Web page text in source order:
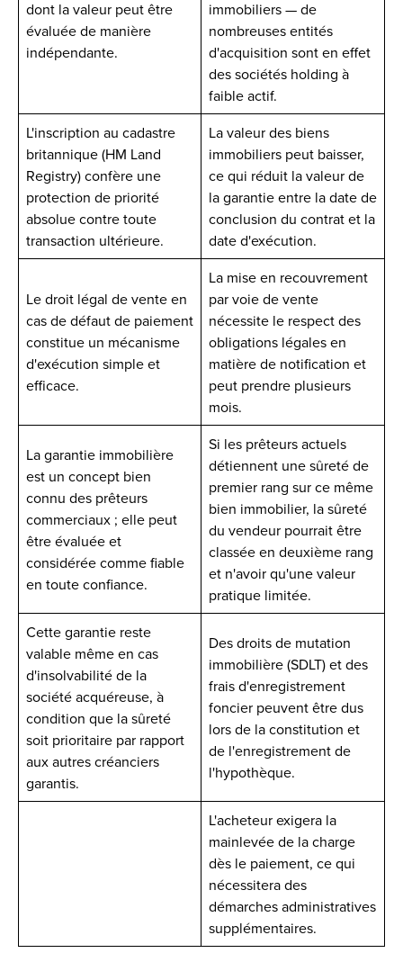
dont la valeur peut être
évaluée de manière
indépendante.
immobiliers — de
nombreuses entités
d'acquisition sont en effet
des sociétés holding à
faible actif.
L'inscription au cadastre
britannique (HM Land
Registry) confère une
protection de priorité
absolue contre toute
transaction ultérieure.
La valeur des biens
immobiliers peut baisser,
ce qui réduit la valeur de
la garantie entre la date de
conclusion du contrat et la
date d'exécution.
Le droit légal de vente en
cas de défaut de paiement
constitue un mécanisme
d'exécution simple et
efficace.
La mise en recouvrement
par voie de vente
nécessite le respect des
obligations légales en
matière de notification et
peut prendre plusieurs
mois.
La garantie immobilière
est un concept bien
connu des prêteurs
commerciaux ; elle peut
être évaluée et
considérée comme fiable
en toute confiance.
Si les prêteurs actuels
détiennent une sûreté de
premier rang sur ce même
bien immobilier, la sûreté
du vendeur pourrait être
classée en deuxième rang
et n'avoir qu'une valeur
pratique limitée.
Cette garantie reste
valable même en cas
d'insolvabilité de la
société acquéreuse, à
condition que la sûreté
soit prioritaire par rapport
aux autres créanciers
garantis.
Des droits de mutation
immobilière (SDLT) et des
frais d'enregistrement
foncier peuvent être dus
lors de la constitution et
de l'enregistrement de
l'hypothèque.
L'acheteur exigera la
mainlevée de la charge
dès le paiement, ce qui
nécessitera des
démarches administratives
supplémentaires.